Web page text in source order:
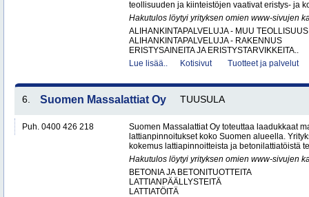
teollisuuden ja kiinteistöjen vaativat eristys- ja
Hakutulos löytyi yrityksen omien www-sivujen
ALIHANKINTAPALVELUJA - MUU TEOLLISUUS
ALIHANKINTAPALVELUJA - RAKENNUS
ERISTYSAINEITA JA ERISTYSTARVIKKEITA..
Lue lisää..
Kotisivut Tuotteet ja palvelut
6. Suomen Massalattiat Oy TUUSULA
Puh. 0400 426 218
Suomen Massalattiat Oy toteuttaa laadukkaat
lattianpinnoitukset koko Suomen alueella.
kokemus lattiapinnoitteista ja betonilattiatöistä
Hakutulos löytyi yrityksen omien www-sivujen
BETONIA JA BETONITUOTTEITA
LATTIANPÄÄLLYSTEITÄ
LATTIATÖITÄ